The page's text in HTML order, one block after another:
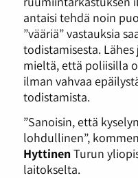
antaisi tehdä noin
”vääriä” vastauksia
todistamisesta.
mieltä, että poliisilla
ilman vahvaa
todistamista.
”Sanoisin, että
lohdullinen”,
HyttinenTurun
laitokselta.